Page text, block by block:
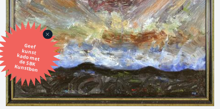
Geef
kunst
kado met
de SBK
Kunstbon